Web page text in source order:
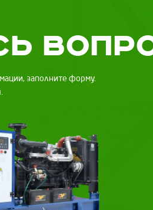
заполните форму.